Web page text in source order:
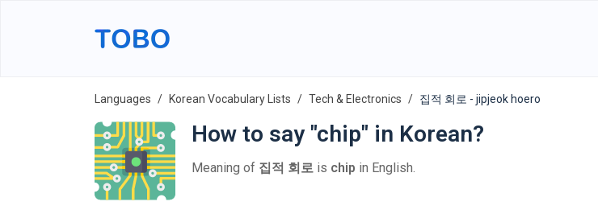
Languages Korean Vocabulary Lists Tech & Electronics 집적 회로 - jipjeok hoero
How to say "chip" in Korean?
Meaning of 집적 회로 is chip in English.